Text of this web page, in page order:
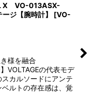
X VO-013ASX-
【腕時計】
[VO-
様を融合
VOLTAGEの代表モデ
カルソードにアンテ
ルトの存在感は、覚